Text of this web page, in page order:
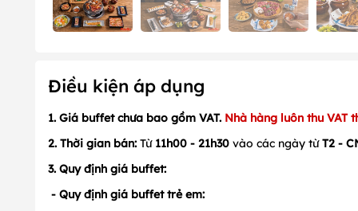
Điều kiện áp dụng
1. Giá buffet chưa bao gồm VAT. Nhà hàng luôn thu VAT
2. Thời gian bán: Từ 11h00 - 21h30 vào các ngày từT2 -
3. Quy định giá buffet:
- Quy định giá buffet trẻ em: